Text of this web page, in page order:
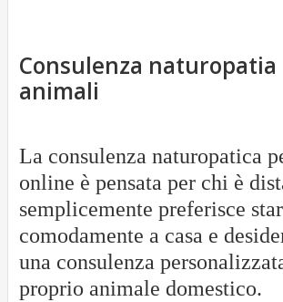
Consulenza naturopatia
animali
La consulenza naturopatica
online è pensata per chi è
semplicemente preferisce
comodamente a casa e
una consulenza
proprio animale domestico.